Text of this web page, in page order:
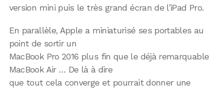
version mini puis le très grand écran de l’iPad Pro.
En parallèle, Apple a miniaturisé ses portables au
point de sortir un
MacBook Pro 2016 plus fin que le déjà remarquable
MacBook Air … De là à dire
que tout cela converge et pourrait donner une